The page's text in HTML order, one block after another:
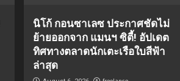
นิโก้ กอนซาเลซ ประกาศชัดไม่
ย้ายออกจาก แมนฯ ซิตี้! อัปเดต
ทิศทางตลาดนักเตะเรือใบสีฟ้า
ล่าสุด